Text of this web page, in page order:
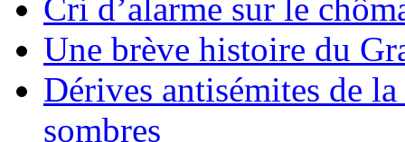
Cri d’alarme sur le
Une brève histoire du
Dérives antisémites de
sombres